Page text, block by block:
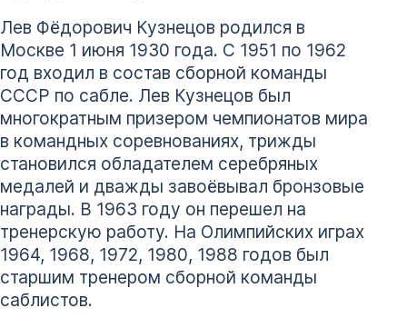
Лев Фёдорович Кузнецов родился в
Москве 1 июня 1930 года. С 1951 по 1962
год входил в состав сборной команды
СССР по сабле. Лев Кузнецов был
многократным призером чемпионатов мира
в командных соревнованиях, трижды
становился обладателем серебряных
медалей и дважды завоёвывал бронзовые
награды. В 1963 году он перешел на
тренерскую работу. На Олимпийских играх
1964, 1968, 1972, 1980, 1988 годов был
старшим тренером сборной команды
саблистов.